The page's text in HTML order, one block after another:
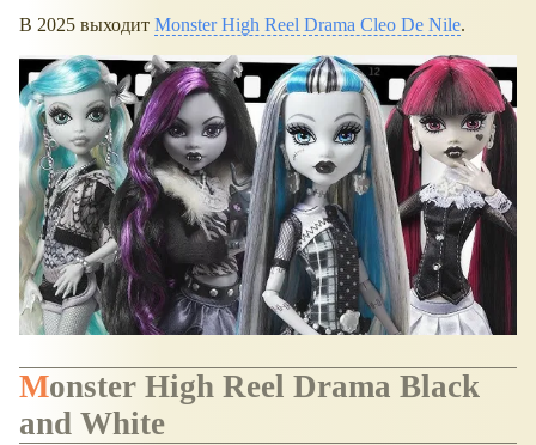
В 2025 выходит Monster High Reel Drama Cleo De Nile.
Monster High Reel Drama Black
and White